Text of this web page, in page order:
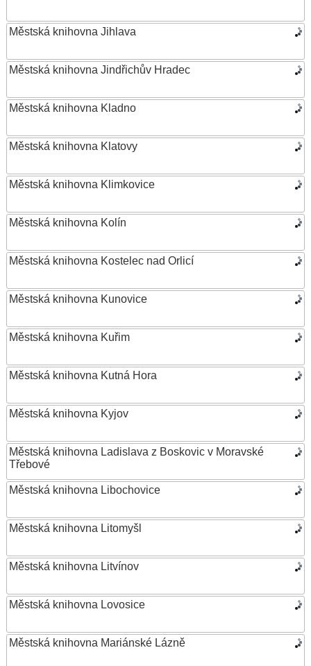
Městská knihovna Jihlava
Městská knihovna Jindřichův Hradec
Městská knihovna Kladno
Městská knihovna Klatovy
Městská knihovna Klimkovice
Městská knihovna Kolín
Městská knihovna Kostelec nad Orlicí
Městská knihovna Kunovice
Městská knihovna Kuřim
Městská knihovna Kutná Hora
Městská knihovna Kyjov
Městská knihovna Ladislava z Boskovic v Moravské
Třebové
Městská knihovna Libochovice
Městská knihovna Litomyšl
Městská knihovna Litvínov
Městská knihovna Lovosice
Městská knihovna Mariánské Lázně